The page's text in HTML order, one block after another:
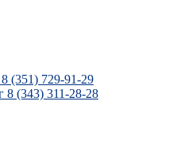
(351) 729-91-29
8 (343) 311-28-28